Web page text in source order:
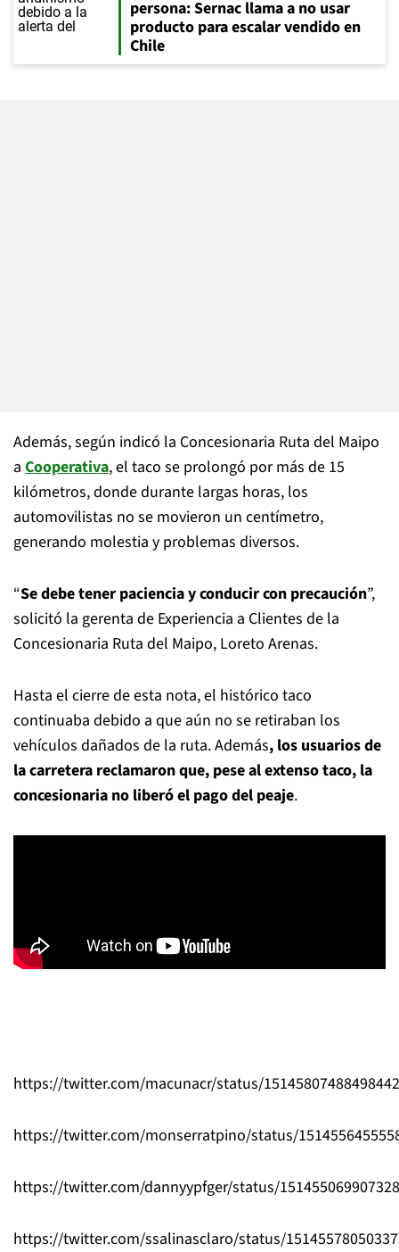
persona: Sernac llama a no usar
producto para escalar vendido en
Chile
Además, según indicó la Concesionaria Ruta del Maipo
a Cooperativa, el taco se prolongó por más de 15
kilómetros, donde durante largas horas, los
automovilistas no se movieron un centímetro,
generando molestia y problemas diversos.
“Se debe tener paciencia y conducir con precaución”,
solicitó la gerenta de Experiencia a Clientes de la
Concesionaria Ruta del Maipo, Loreto Arenas.
Hasta el cierre de esta nota, el histórico taco
continuaba debido a que aún no se retiraban los
vehículos dañados de la ruta. Además, los usuarios de
la carretera reclamaron que, pese al extenso taco, la
concesionaria no liberó el pago del peaje.
https://twitter.com/macunacr/status/
https://twitter.com/monserratpino/status/
https://twitter.com/dannyypfger/status/
https://twitter.com/ssalinasclaro/status/